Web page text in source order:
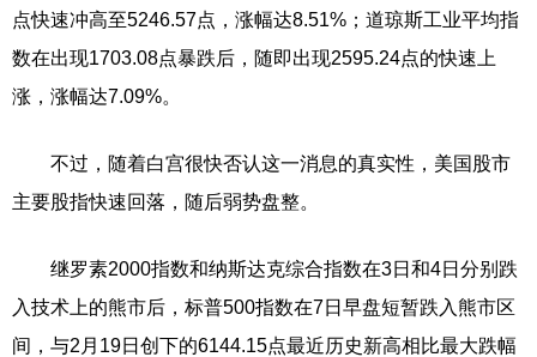
点快速冲高至5246.57点，涨幅达8.51%；道琼斯工业平均指
数在出现1703.08点暴跌后，随即出现2595.24点的快速上
涨，涨幅达7.09%。
不过，随着白宫很快否认这一消息的真实性，美国股市
主要股指快速回落，随后弱势盘整。
继罗素2000指数和纳斯达克综合指数在3日和4日分别跌
入技术上的熊市后，标普500指数在7日早盘短暂跌入熊市区
间，与2月19日创下的6144.15点最近历史新高相比最大跌幅